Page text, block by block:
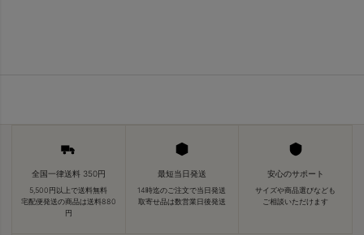
全国一律送料 350円
5,500円以上で送料無料
宅配便発送の商品は送料880
円
最短当日発送
14時迄のご注文で当日発送
取寄せ品は数営業日後発送
安心のサポート
サイズや商品選びなども
ご相談いただけます